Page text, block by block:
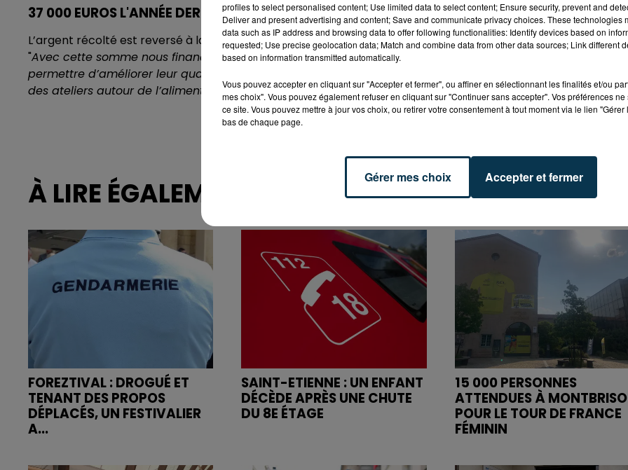
37 000 EUROS L'ANNÉE DERNIÈRE
L’argent récolté est reversé à la Ligue contre le cancer. L’année dernière, 37 000 euros avaient été collectés.
"Avec cette somme nous finançons des soins de support pour les personnes malades, qui vont leur
permettre d’améliorer leur qualité de vie. Que ce soit des soins esthétiques, de l’activité physique
des ateliers autour de l’alimentation."
À LIRE ÉGALEMENT
FOREZTIVAL : DROGUÉ ET
TENANT DES PROPOS
DÉPLACÉS, UN FESTIVALIER
A...
SAINT-ETIENNE : UN ENFANT
DÉCÈDE APRÈS UNE CHUTE
DU 8E ÉTAGE
15 000 PERSONNES
ATTENDUES À
POUR LE TOUR DE FRANCE
FÉMININ
profiles to select personalised content; Use limited data to select content; Ensure security, prevent and
Deliver and present advertising and content; Save and communicate privacy choices. These technologies
data such as IP address and browsing data to offer following functionalities: Identify devices based on
requested; Use precise geolocation data; Match and combine data from other data sources; Link different
based on information transmitted automatically.
Vous pouvez accepter en cliquant sur "Accepter et fermer", ou affiner en sélectionnant les finalités et/ou
mes choix". Vous pouvez également refuser en cliquant sur "Continuer sans accepter". Vos préférences
ce site. Vous pouvez mettre à jour vos choix, ou retirer votre consentement à tout moment via le lien
bas de chaque page.
Gérer mes choix Accepter et fermer